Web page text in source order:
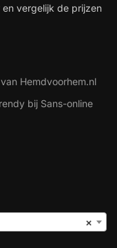
vergelijk de prijzen
Hemdvoorhem.nl
bij Sans-online
×